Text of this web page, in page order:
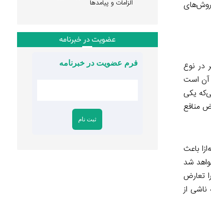
روش‌های
در نوع
آن است
یکی
منافع
باعث
شد
تعارض
از
الزامات و پیامدها
عضویت در خبرنامه
فرم عضویت در خبرنامه